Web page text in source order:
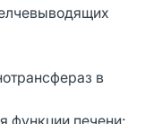
в
функции печени;